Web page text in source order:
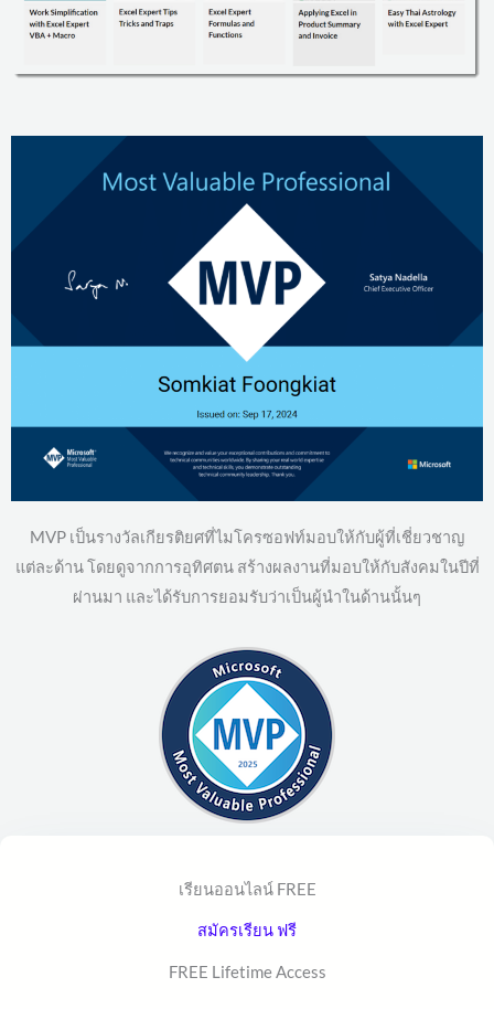
MVP เป็นรางวัลเกียรติยศที่ไมโครซอฟท์มอบให้กับผู้ที่เชี่ยวชาญ
แต่ละด้าน โดยดูจากการอุทิศตน สร้างผลงานที่มอบให้กับสังคมในปีที่
ผ่านมา และได้รับการยอมรับว่าเป็นผู้นำในด้านนั้นๆ
เรียนออนไลน์ FREE
สมัครเรียน ฟรี
FREE Lifetime Access